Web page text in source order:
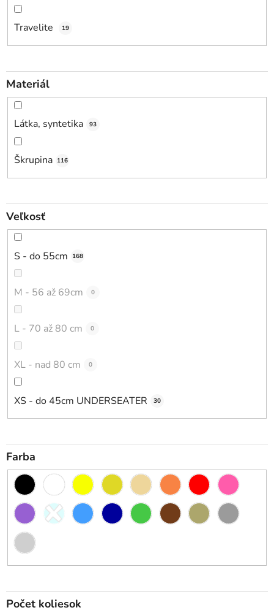
Travelite 19
Materiál
Látka, syntetika 93
Škrupina 116
Veľkosť
S - do 55cm 168
M - 56 až 69cm 0
L - 70 až 80 cm 0
XL - nad 80 cm 0
XS - do 45cm UNDERSEATER 30
Farba
Počet koliesok